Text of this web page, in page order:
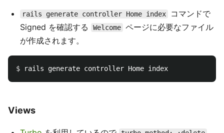
rails generate controller Home index
コマンドで
Signed を確認する
Welcome ページに必要なファイル
が作成されます。
$
Views